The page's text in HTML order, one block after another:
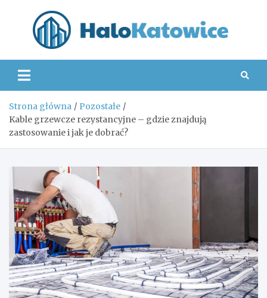
Strona główna
Pozostałe
Kable grzewcze rezystancyjne – gdzie znajdują
zastosowanie i jak je dobrać?